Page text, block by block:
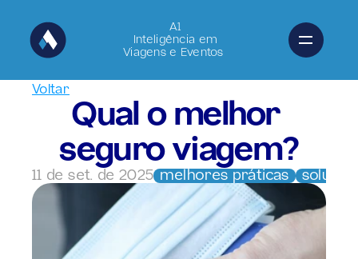
A1
Inteligência em
Viagens e Eventos
Voltar
Qual o melhor
seguro viagem?
11 de set. de 2025 melhores práticas